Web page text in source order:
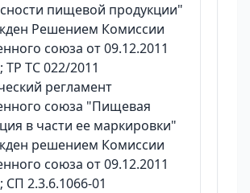
пищевой продукции"
Решением Комиссии
союза от 09.12.2011
ТР ТС 022/2011
регламент
союза "Пищевая
в части ее маркировки"
решением Комиссии
союза от 09.12.2011
СП 2.3.6.1066-01